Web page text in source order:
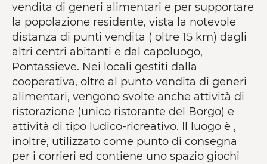
vendita di generi alimentari e per supportare
la popolazione residente, vista la notevole
distanza di punti vendita ( oltre 15 km) dagli
altri centri abitanti e dal capoluogo,
Pontassieve. Nei locali gestiti dalla
cooperativa, oltre al punto vendita di generi
alimentari, vengono svolte anche attività di
ristorazione (unico ristorante del Borgo) e
attività di tipo ludico-ricreativo. Il luogo è ,
inoltre, utilizzato come punto di consegna
per i corrieri ed contiene uno spazio giochi